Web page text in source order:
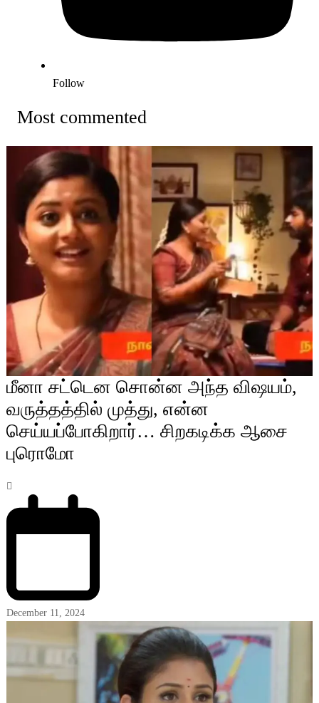
Follow
Most commented
மீனா சட்டென சொன்ன அந்த விஷயம்,
வருத்தத்தில் முத்து, என்ன
செய்யப்போகிறார்… சிறகடிக்க ஆசை
புரொமோ
December 11, 2024